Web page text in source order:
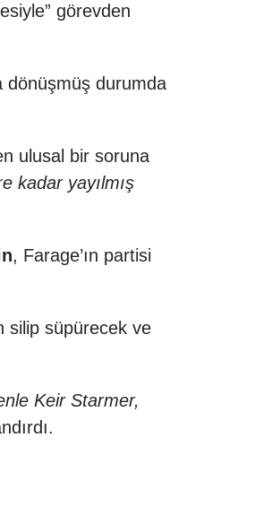
görevden
dönüşmüş durumda
ulusal bir soruna
kadar yayılmış
, Farage’ın partisi
silip süpürecek ve
Keir Starmer,